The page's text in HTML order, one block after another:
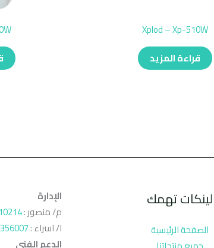
Xplod – Xp-510W
قراءة المزيد
لينكات تهمك
الصفحة الرئيسية
الإدارة
م/ منصور :
ا/ اسراء :
الدعم الفنى